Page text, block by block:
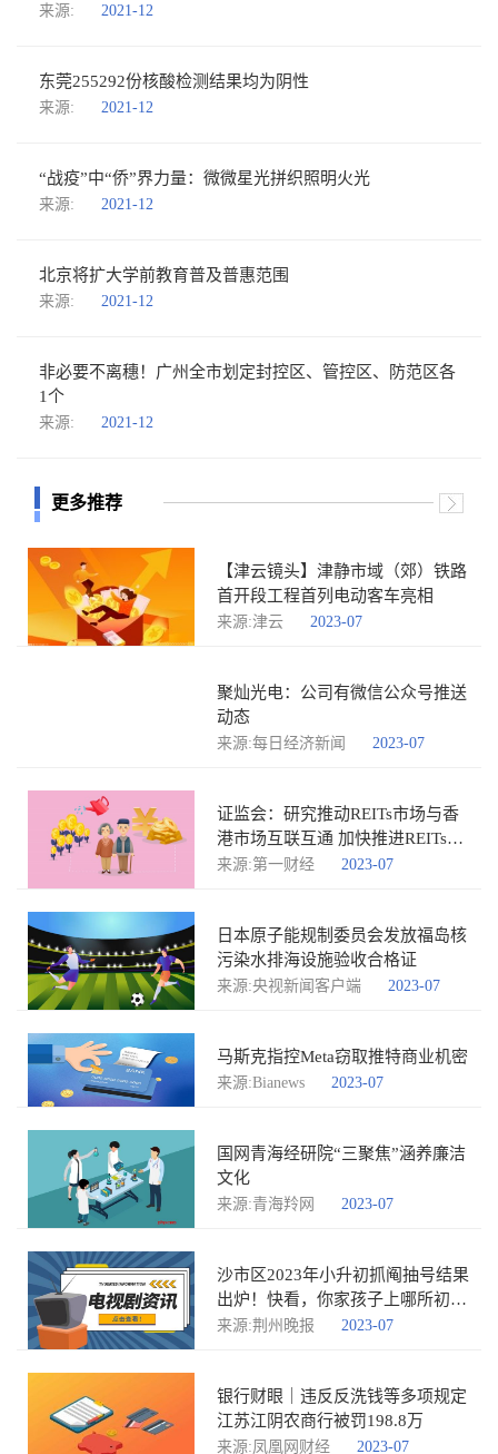
来源: 2021-12
东莞255292份核酸检测结果均为阴性
来源: 2021-12
“战疫”中“侨”界力量：微微星光拼织照明火光
来源: 2021-12
北京将扩大学前教育普及普惠范围
来源: 2021-12
非必要不离穗！广州全市划定封控区、管控区、防范区各
1个
来源: 2021-12
更多推荐
【津云镜头】津静市域（郊）铁路
首开段工程首列电动客车亮相
来源:津云 2023-07
聚灿光电：公司有微信公众号推送
动态
来源:每日经济新闻 2023-07
证监会：研究推动REITs市场与香
港市场互联互通 加快推进REITs专
项立法
来源:第一财经 2023-07
日本原子能规制委员会发放福岛核
污染水排海设施验收合格证
来源:央视新闻客户端 2023-07
马斯克指控Meta窃取推特商业机密
来源:Bianews 2023-07
国网青海经研院“三聚焦”涵养廉洁
文化
来源:青海羚网 2023-07
沙市区2023年小升初抓阄抽号结果
出炉！快看，你家孩子上哪所初
中？
来源:荆州晚报 2023-07
银行财眼｜违反反洗钱等多项规定
江苏江阴农商行被罚198.8万
来源:凤凰网财经 2023-07